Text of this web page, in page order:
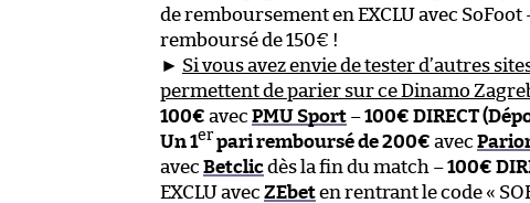
de remboursement en EXCLU avec
remboursé de 150€ !
► Si vous avez envie de tester d’autres
permettent de parier sur ce Dinamo
100€ avec PMU Sport –100€ DIRECT
Un 1er pari remboursé de 200€ avec
avec Betclicdès la fin du match –100€
EXCLU avec ZEbeten rentrant le code «